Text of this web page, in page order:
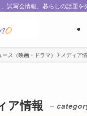
試写会情報、暮らしの話題を
ース（映画・ドラマ） メディア
ア情報 –